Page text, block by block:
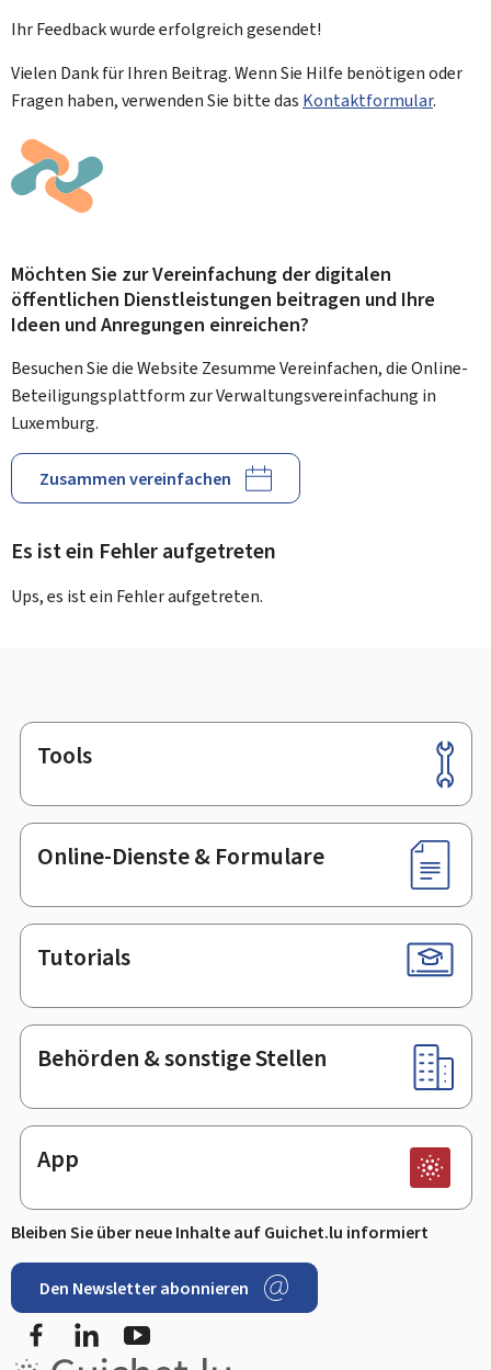
Ihr Feedback wurdeerfolgreichgesendet!
Vielen Dank für Ihren Beitrag. Wenn Sie Hilfe benötigen oder
Fragen haben, verwenden Sie bitte das Kontaktformular.
Möchten Sie zur Vereinfachung der digitalen
öffentlichen Dienstleistungen beitragen und Ihre
Ideen und Anregungen einreichen?
Besuchen Sie die Website Zesumme Vereinfachen, die Online-
Beteiligungsplattform zur Verwaltungsvereinfachung in
Luxemburg.
Zusammen vereinfachen
Es ist ein Fehler aufgetreten
Ups, es ist ein Fehler aufgetreten.
Footer
Tools
Online-Dienste & Formulare
Tutorials
Behörden & sonstige Stellen
App
Bleiben Sie über neue Inhalte auf Guichet.lu informiert
Den Newsletter abonnieren
FacebookLinkedIn